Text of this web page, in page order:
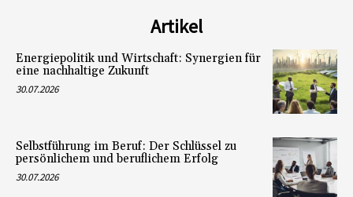
Artikel
Energiepolitik und Wirtschaft: Synergien für
eine nachhaltige Zukunft
30.07.2026
Selbstführung im Beruf: Der Schlüssel zu
persönlichem und beruflichem Erfolg
30.07.2026